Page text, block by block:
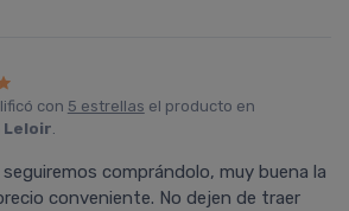
con 5 estrellas el producto en
Leloir.
comprándolo, muy buena la
conveniente. No dejen de traer